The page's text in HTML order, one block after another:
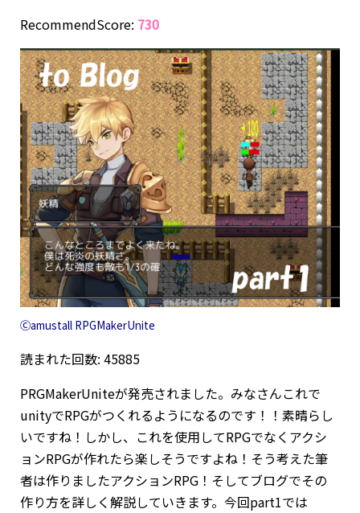
RecommendScore: 730
Ⓒamustall RPGMakerUnite
読まれた回数: 45885
PRGMakerUniteが発売されました。みなさんこれで
unityでRPGがつくれるようになるのです！！素晴らし
いですね！しかし、これを使用してRPGでなくアクシ
ョンRPGが作れたら楽しそうですよね！そう考えた筆
者は作りましたアクションRPG！そしてブログでその
作り方を詳しく解説していきます。今回part1では